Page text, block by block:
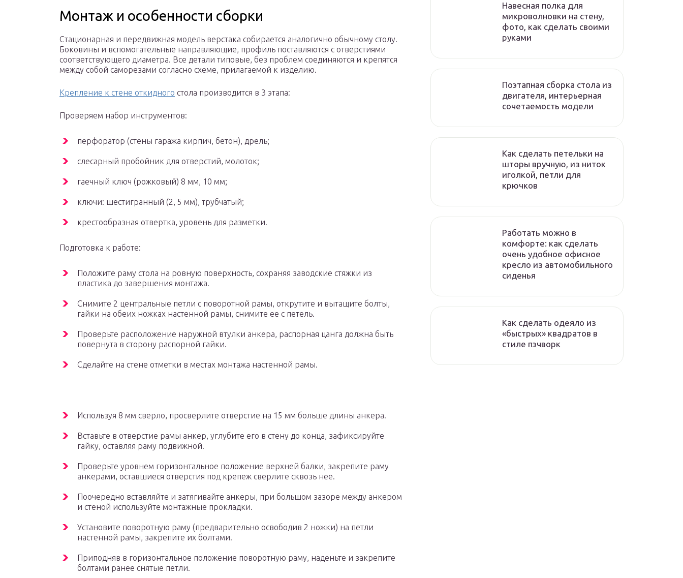
Монтаж и особенности сборки
Стационарная и передвижная модель верстака собирается аналогично обычному столу.
Боковины и вспомогательные направляющие, профиль поставляются с отверстиями
соответствующего диаметра. Все детали типовые, без проблем соединяются и крепятся
между собой саморезами согласно схеме, прилагаемой к изделию.
Крепление к стене откидного стола производится в 3 этапа:
Проверяем набор инструментов:
перфоратор (стены гаража кирпич, бетон), дрель;
слесарный пробойник для отверстий, молоток;
гаечный ключ (рожковый) 8 мм, 10 мм;
ключи: шестигранный (2, 5 мм), трубчатый;
крестообразная отвертка, уровень для разметки.
Подготовка к работе:
Положите раму стола на ровную поверхность, сохраняя заводские стяжки из
пластика до завершения монтажа.
Снимите 2 центральные петли с поворотной рамы, открутите и вытащите болты,
гайки на обеих ножках настенной рамы, снимите ее с петель.
Проверьте расположение наружной втулки анкера, распорная цанга должна быть
повернута в сторону распорной гайки.
Сделайте на стене отметки в местах монтажа настенной рамы.
Используя 8 мм сверло, просверлите отверстие на 15 мм больше длины анкера.
Вставьте в отверстие рамы анкер, углубите его в стену до конца, зафиксируйте
гайку, оставляя раму подвижной.
Проверьте уровнем горизонтальное положение верхней балки, закрепите раму
анкерами, оставшиеся отверстия под крепеж сверлите сквозь нее.
Поочередно вставляйте и затягивайте анкеры, при большом зазоре между анкером
и стеной используйте монтажные прокладки.
Установите поворотную раму (предварительно освободив 2 ножки) на петли
настенной рамы, закрепите их болтами.
Приподняв в горизонтальное положение поворотную раму, наденьте и закрепите
болтами ранее снятые петли.
Навесная полка для
микроволновки на стену,
фото, как сделать своими
руками
Поэтапная сборка стола из
двигателя, интерьерная
сочетаемость модели
Как сделать петельки на
шторы вручную, из ниток
иголкой, петли для
крючков
Работать можно в
комфорте: как сделать
очень удобное офисное
кресло из автомобильного
сиденья
Как сделать одеяло из
«быстрых» квадратов в
стиле пэчворк